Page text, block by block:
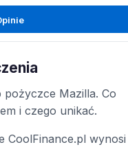
Mazilla. Co
i czego unikać.
CoolFinance.pl wynosi